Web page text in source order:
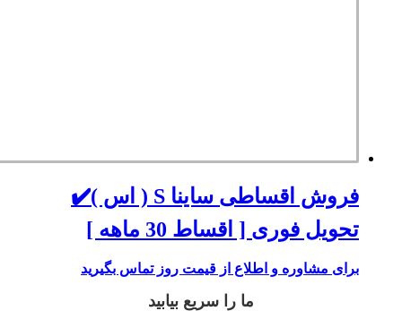
فروش اقساطی ساینا S ( اس )✔️
تحویل فوری [ اقساط 30 ماهه ]
برای مشاوره و اطلاع از قیمت روز تماس بگیرید
ما را سریع بیابید